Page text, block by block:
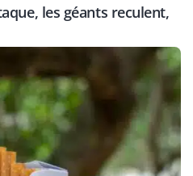
les géants reculent,